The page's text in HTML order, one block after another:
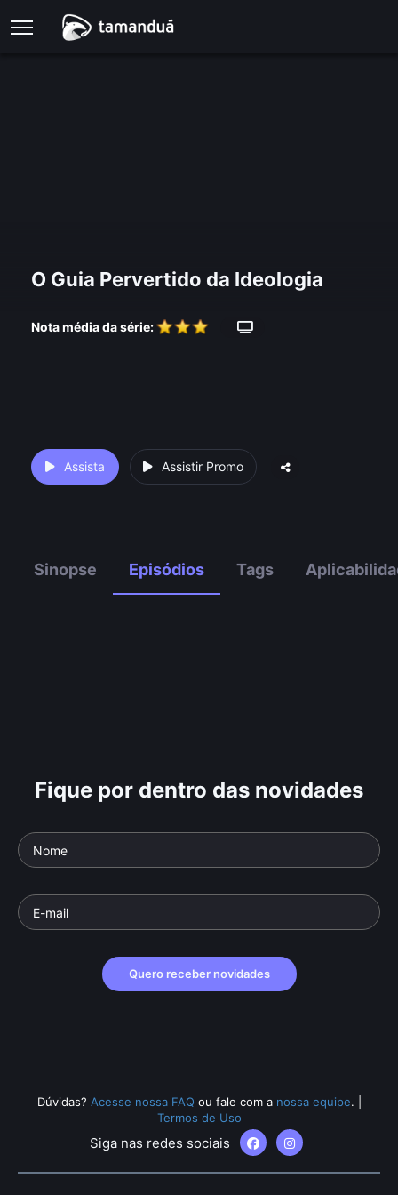
O Guia Pervertido da Ideologia
Nota média da série:
Assista Assistir Promo
Sinopse Episódios Tags
Fique por dentro das novidades
Quero receber novidades
Dúvidas? Acesse nossa FAQ ou fale com a nossa equipe.
Termos de Uso
Siga nas redes sociais